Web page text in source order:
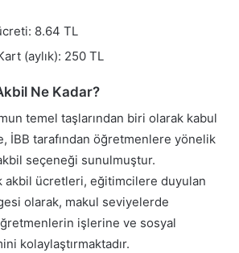
8.64 TL
(aylık): 250 TL
Ne Kadar?
temel taşlarından biri olarak kabul
İBB tarafından öğretmenlere yönelik
seçeneği sunulmuştur.
akbil ücretleri, eğitimcilere duyulan
olarak, makul seviyelerde
işlerine ve sosyal
kolaylaştırmaktadır.